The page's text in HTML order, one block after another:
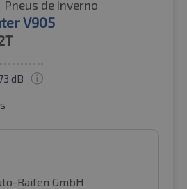
Pneus de inverno
V905
dB
Raifen GmbH